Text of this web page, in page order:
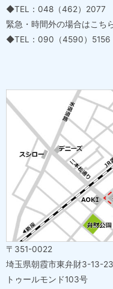
◆TEL：048（462）2077
緊急・時間外の場合はこち
◆TEL：090（4590）5156
〒351-0022
埼玉県朝霞市東弁財3-13-23
トゥールモンド103号